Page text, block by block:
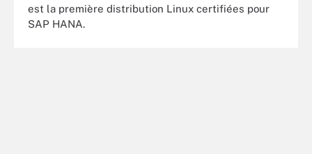
est la première distribution Linux certifiées pour
SAP HANA.